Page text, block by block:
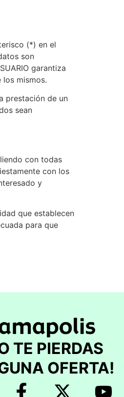
(*) en el
son
garantiza
los mismos.
prestación de un
sean
con todas
con los
y
que establecen
para que
TE PIERDAS
OFERTA!